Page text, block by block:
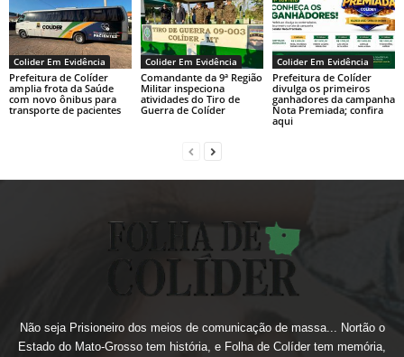
Colider Em Evidência
Prefeitura de Colíder
amplia frota da Saúde
com novo ônibus para
transporte de pacientes
Colider Em Evidência
Comandante da 9ª Região
Militar inspeciona
atividades do Tiro de
Guerra de Colíder
Colider Em Evidência
Prefeitura de Colíder
divulga os primeiros
ganhadores da campanha
Nota Premiada; confira
aqui
Não seja Prisioneiro dos meios de comunicação de massa... Nortão o
Estado do Mato-Grosso tem história, e Folha de Colíder tem memória,